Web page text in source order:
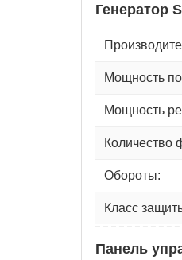
Генератор
Мощность
Мощность
Количество
Обороты:
Класс
Панель